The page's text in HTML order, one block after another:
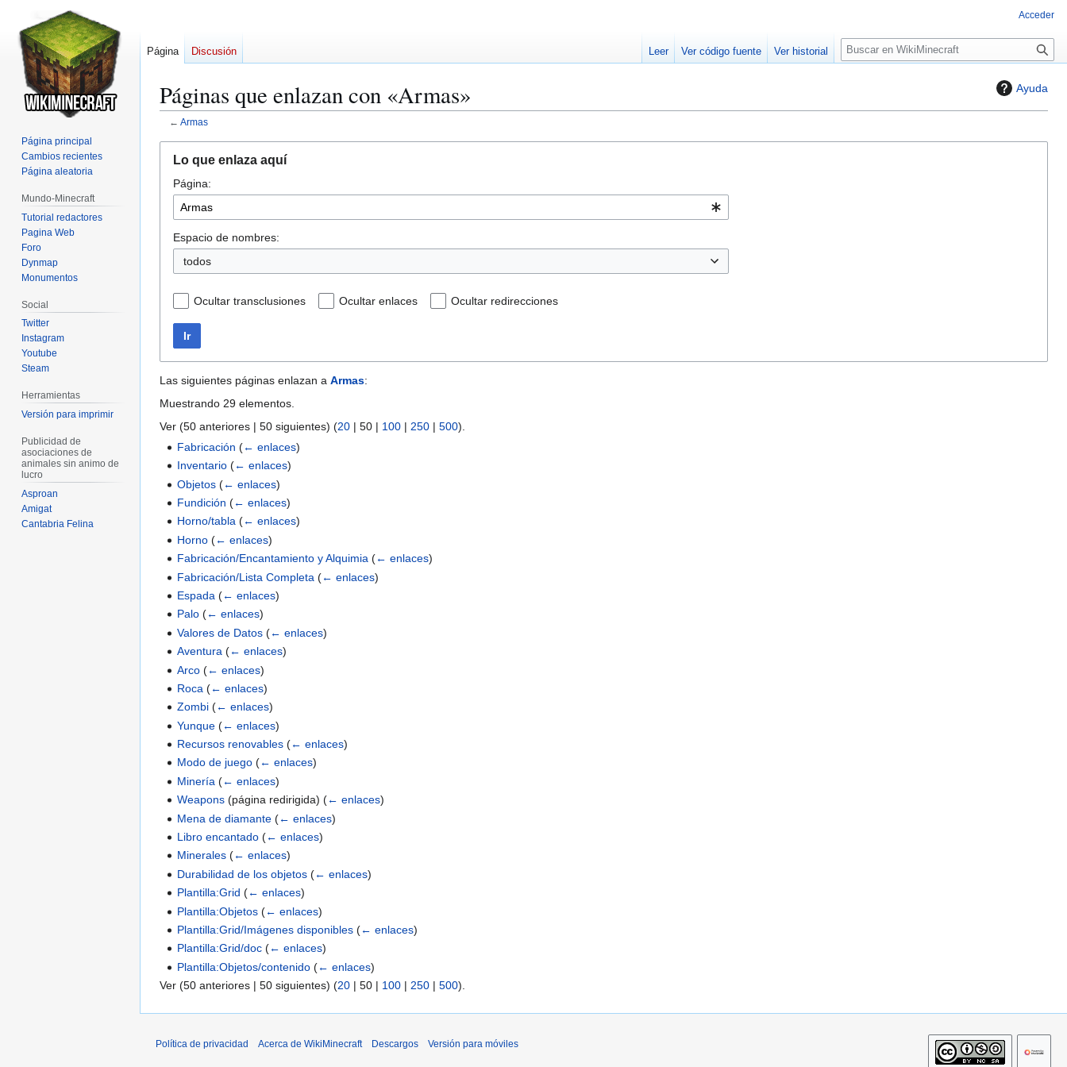
Ayuda
Páginas que enlazan con «Armas»
← Armas
navegación
búsqueda
Lo que enlaza aquí
Página:
Espacio de nombres:
todos
Ocultar transclusiones Ocultar enlaces Ocultar redirecciones
Ir
Las siguientes páginas enlazan a Armas:
Muestrando 29 elementos.
Ver (50 anteriores | 50 siguientes) (20 | 50 | 100 | 250 | 500).
Fabricación (← enlaces)
Inventario (← enlaces)
Objetos (← enlaces)
Fundición (← enlaces)
Horno/tabla (← enlaces)
Horno (← enlaces)
Fabricación/Encantamiento y Alquimia (← enlaces)
Fabricación/Lista Completa (← enlaces)
Espada (← enlaces)
Palo (← enlaces)
Valores de Datos (← enlaces)
Aventura (← enlaces)
Arco (← enlaces)
Roca (← enlaces)
Zombi (← enlaces)
Yunque (← enlaces)
Recursos renovables (← enlaces)
Modo de juego (← enlaces)
Minería (← enlaces)
Weapons (página redirigida)(← enlaces)
Mena de diamante (← enlaces)
Libro encantado (← enlaces)
Minerales (← enlaces)
Durabilidad de los objetos (← enlaces)
Plantilla:Grid (← enlaces)
Plantilla:Objetos (← enlaces)
Plantilla:Grid/Imágenes disponibles (← enlaces)
Plantilla:Grid/doc (← enlaces)
Plantilla:Objetos/contenido (← enlaces)
Ver (50 anteriores | 50 siguientes) (20 | 50 | 100 | 250 | 500).
Acceder
Página Discusión Leer Ver código fuente Ver historial
B
u
a
Página principal
Cambios recientes
Página aleatoria
Mundo-Minecraft
Tutorial redactores
Pagina Web
Foro
Dynmap
Monumentos
Social
Twitter
Instagram
Youtube
Steam
Herramientas
Versión para imprimir
Publicidad de
asociaciones de
animales sin animo de
lucro
Asproan
Amigat
Cantabria Felina
Política de privacidad Acerca de WikiMinecraft Descargos Versión para móviles